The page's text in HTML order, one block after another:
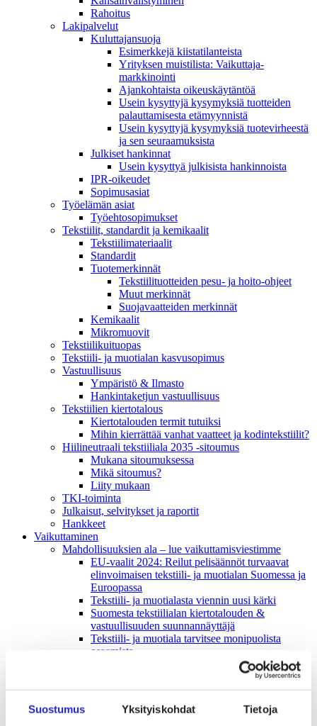
Suostumus Yksityiskohdat Tietoja
Rahoitus
Lakipalvelut
Kuluttajansuoja
Esimerkkejä kiistatilanteista
Yrityksen muistilista: Vaikuttaja­
markkinointi
Ajankohtaista oikeuskäytäntöä
Usein kysyttyjä kysymyksiä tuotteiden
palauttamisesta etämyynnistä
Usein kysyttyjä kysymyksiä tuotevirheestä
ja sen seuraamuksista
Julkiset hankinnat
Usein kysyttyä julkisista hankinnoista
IPR-oikeudet
Sopimusasiat
Työelämän asiat
Työehto­sopimukset
Tekstiilit, standardit ja kemikaalit
Tekstiilimateriaalit
Standardit
Tuotemerkinnät
Tekstiilituotteiden pesu- ja hoito-ohjeet
Muut merkinnät
Suojavaatteiden merkinnät
Kemikaalit
Mikromuovit
Tekstiilikuitu­opas
Tekstiili- ja muotialan kasvusopimus
Vastuullisuus
Ympäristö & Ilmasto
Hankintaketjun vastuullisuus
Tekstiilien kiertotalous
Kiertotalouden termit tutuiksi
Mihin kierrättää vanhat vaatteet ja kodintekstiilit?
Hiilineutraali tekstiiliala 2035 -sitoumus
Mukana sitoumuksessa
Mikä sitoumus?
Liity mukaan
TKI-toiminta
Julkaisut, selvitykset ja raportit
Hankkeet
Vaikuttaminen
Mahdollisuuksien ala – lue vaikuttamis­viestimme
EU-vaalit 2024: Reilut pelisäännöt turvaavat
elinvoimaisen tekstiili- ja muotialan Suomessa ja
Euroopassa
Tekstiili- ja muotialasta viennin uusi kärki
Suomesta tekstiilialan kiertotalouden &
vastuullisuuden suunnannäyttäjä
Tekstiili- ja muotiala tarvitsee monipuolista
osaamista
Tekstiiliala on tärkeä osa Suomen
Luodaan kannusteet kuluttajan vihreään
siirtymään
EU-vaikuttaminen